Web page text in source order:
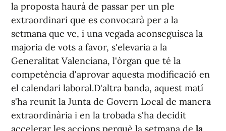
la proposta haurà de passar per un ple
extraordinari que es convocarà per a la
setmana que ve, i una vegada aconseguisca la
majoria de vots a favor, s'elevaria a la
Generalitat Valenciana, l'òrgan que té la
competència d'aprovar aquesta modificació en
el calendari laboral.D'altra banda, aquest matí
s'ha reunit la Junta de Govern Local de manera
extraordinària i en la trobada s'ha decidit